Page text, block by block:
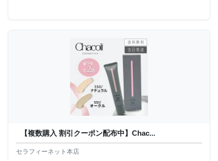
【複数購入 割引クーポン配布中】Chac...
セラフィーネット本店